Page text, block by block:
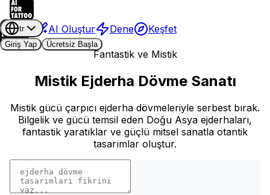
AI Oluştur Dene Keşfet
tr
Giriş Yap
Ücretsiz Başla
Fantastik ve Mistik
Mistik Ejderha Dövme Sanatı
Mistik gücü çarpıcı ejderha dövmeleriyle serbest bırak.
Bilgelik ve gücü temsil eden Doğu Asya ejderhaları,
fantastik yaratıklar ve güçlü mitsel sanatla otantik
tasarımlar oluştur.